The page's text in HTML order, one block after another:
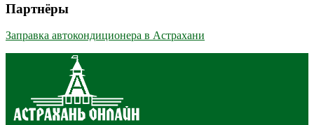
Партнёры
Заправка автокондиционера в Астрахани